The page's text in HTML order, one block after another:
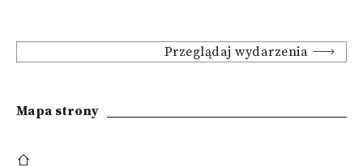
Przeglądaj wydarzenia
Mapa strony